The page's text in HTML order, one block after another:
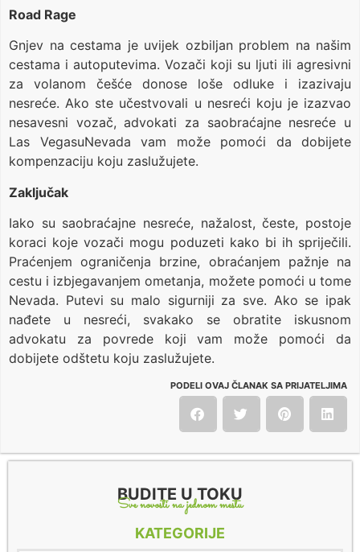
Road Rage
Gnjev na cestama je uvijek ozbiljan problem na našim
cestama i autoputevima. Vozači koji su ljuti ili agresivni
za volanom češće donose loše odluke i izazivaju
nesreće. Ako ste učestvovali u nesreći koju je izazvao
nesavesni vozač, advokati za saobraćajne nesreće u
Las VegasuNevada vam može pomoći da dobijete
kompenzaciju koju zaslužujete.
Zaključak
Iako su saobraćajne nesreće, nažalost, česte, postoje
koraci koje vozači mogu poduzeti kako bi ih spriječili.
Praćenjem ograničenja brzine, obraćanjem pažnje na
cestu i izbjegavanjem ometanja, možete pomoći u tome
Nevada. Putevi su malo sigurniji za sve. Ako se ipak
nađete u nesreći, svakako se obratite iskusnom
advokatu za povrede koji vam može pomoći da
dobijete odštetu koju zaslužujete.
PODELI OVAJ ČLANAK SA PRIJATELJIMA
BUDITE U TOKU
Sve novosti na jednom mestu
KATEGORIJE